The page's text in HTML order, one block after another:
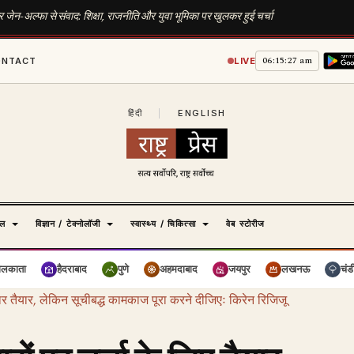
अल्फा से संवाद: शिक्षा, राजनीति और युवा भूमिका पर खुलकर हुई चर्चा
LIVE 06:15:28 am
हिंदी ENGLISH
विज्ञान / टेक्नोलॉजी स्वास्थ्य / चिकित्सा वेब स्टोरीज
हैदराबाद पुणे अहमदाबाद जयपुर लखनऊ
तैयार, लेकिन सूचीबद्ध कामकाज पूरा करने दीजिएः किरेन रिजिजू